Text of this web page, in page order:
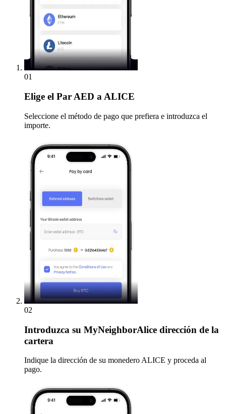
01
Elige el Par AED a ALICE
Seleccione el método de pago que prefiera e introduzca el
importe.
02
Introduzca su MyNeighborAlice dirección de la
cartera
Indique la dirección de su monedero ALICE y proceda al
pago.